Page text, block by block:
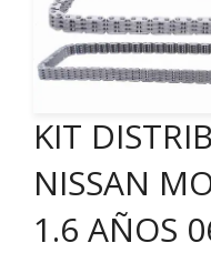
KIT
NISSAN
1.6 AÑOS